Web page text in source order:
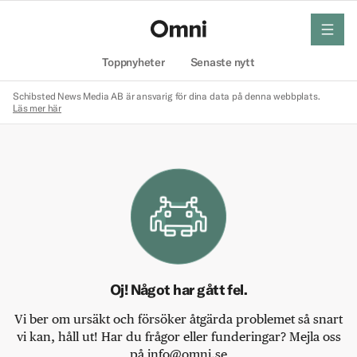
Toppnyheter Senaste nytt
meny
Schibsted News Media AB är ansvarig för dina data på denna webbplats.
Läs mer här
Oj! Något har gått fel.
Vi ber om ursäkt och försöker åtgärda problemet så snart
vi kan, håll ut! Har du frågor eller funderingar? Mejla oss